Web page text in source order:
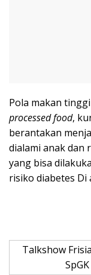
Pola makan
processed food,
berantakan
dialami anak dan
yang bisa
risiko diabetes Di
Talkshow